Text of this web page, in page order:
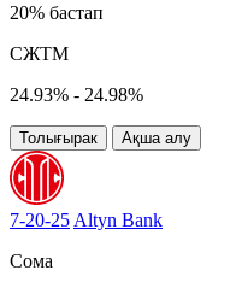
20% бастап
СЖТМ
24.93% - 24.98%
Толығырак Ақша алу
7-20-25 Altyn Bank
Сома